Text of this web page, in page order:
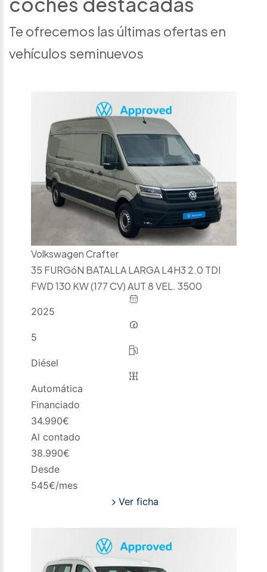
Te ofrecemos las últimas ofertas en
vehículos seminuevos
Volkswagen Crafter
35 FURGóN BATALLA LARGA L4H3 2.0 TDI
FWD 130 KW (177 CV) AUT 8 VEL. 3500
2025
5
Diésel
Automática
Financiado
34.990€
Al contado
38.990€
Desde
545€/mes
Ver ficha